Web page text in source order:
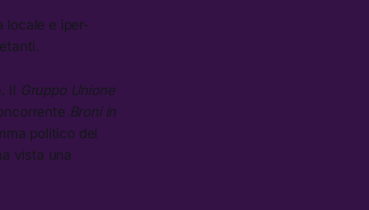
locale e iper-
Il
Gruppo Unione
Broni in
politico del
vista una